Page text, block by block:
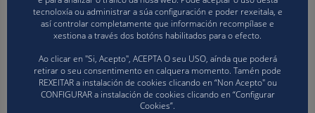
tecnoloxía ou administrar a súa configuración e poder rexeitala, e
así controlar completamente que información recompílase e
xestiona a través dos botóns habilitados para o efecto.
Ao clicar en "Si, Acepto", ACEPTA O seu USO, aínda que poderá
retirar o seu consentimento en calquera momento. Tamén pode
REXEITAR a instalación de cookies clicando en “Non Acepto" ou
CONFIGURAR a instalación de cookies clicando en “Configurar
Cookies”.